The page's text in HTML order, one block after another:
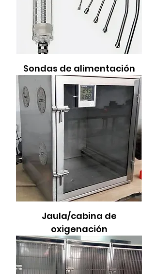
Sondas de alimentación
Jaula/cabina de
oxigenación